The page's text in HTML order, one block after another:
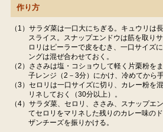
作り方
（1）サラダ菜は一口大にちぎる。キュウリは
スライス。スナップエンドウは筋を取り
ロリはピーラーで皮をむき、一口サイズ
ングは混ぜ合わせておく。
（2）ささみは塩・コショウして軽く片栗粉を
子レンジ（2－3分）にかけ、冷めてから
（3）セロリは一口サイズに切り、カレー粉を
リネしておく（30分以上）。
（4）サラダ菜、セロリ、ささみ、スナップエ
てセロリをマリネした残りのカレー味の
ザンチーズを振りかける。